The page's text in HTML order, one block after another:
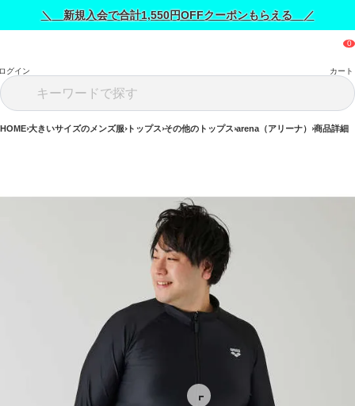
＼ 新規入会で合計1,550円OFFクーポンもらえる ／
グイン カート
HOME 大きいサイズのメンズ服 トップス その他のトップス arena（アリーナ） 商品詳細